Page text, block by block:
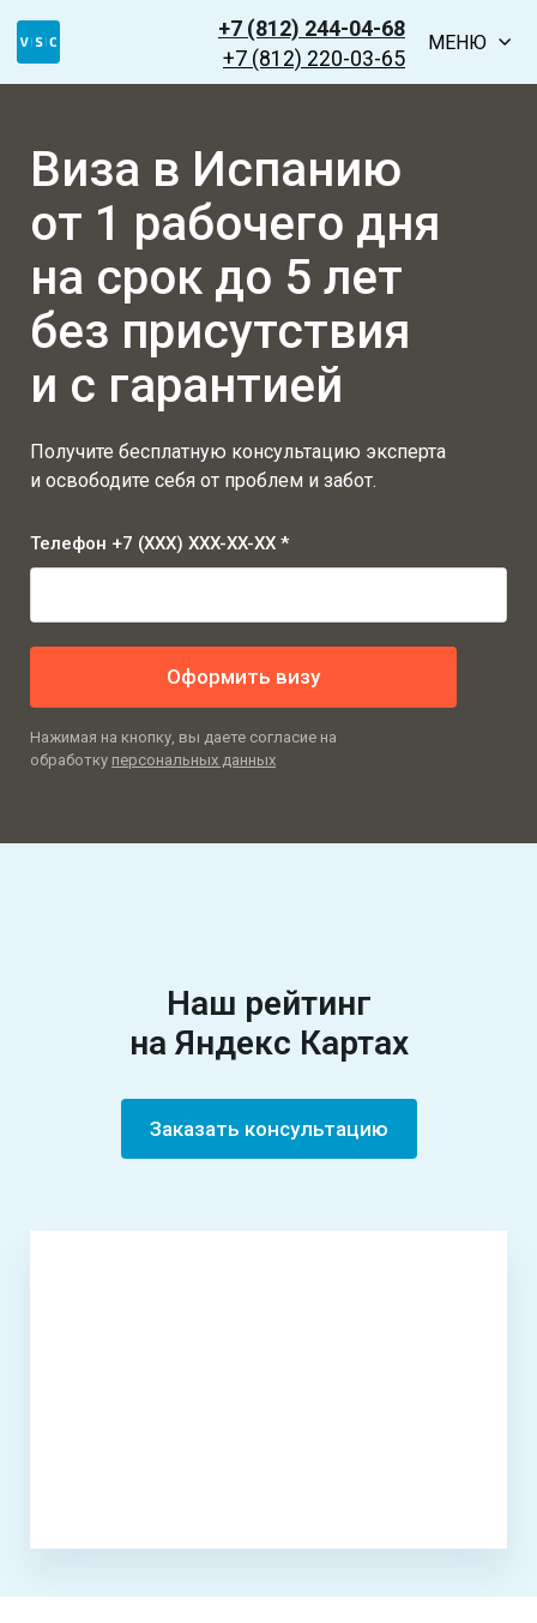
+7 (812) 244-04-68
+7 (812) 220-03-65
МЕНЮ
Виза в Испанию
от 1 рабочего дня
на срок до 5 лет
без присутствия
и с гарантией
Получите бесплатную консультацию эксперта
и освободите себя от проблем и забот.
Телефон +7 (XXX) XXX-XX-XX *
Оформить визу
Нажимая на кнопку, вы даете согласие на
обработку персональных данных
Наш рейтинг
на Яндекс Картах
Заказать консультацию